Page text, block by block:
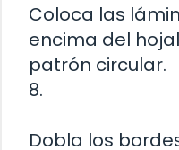
Coloca las
encima del
patrón circular.
8.
Dobla los